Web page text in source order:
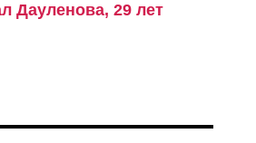
Дауленова, 29 лет